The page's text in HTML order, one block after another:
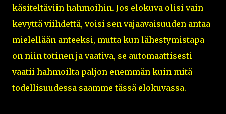
käsiteltäviin hahmoihin. Jos elokuva olisi vain
kevyttä viihdettä, voisi sen vajaavaisuuden antaa
mielellään anteeksi, mutta kun lähestymistapa
on niin totinen ja vaativa, se automaattisesti
vaatii hahmoilta paljon enemmän kuin mitä
todellisuudessa saamme tässä elokuvassa.